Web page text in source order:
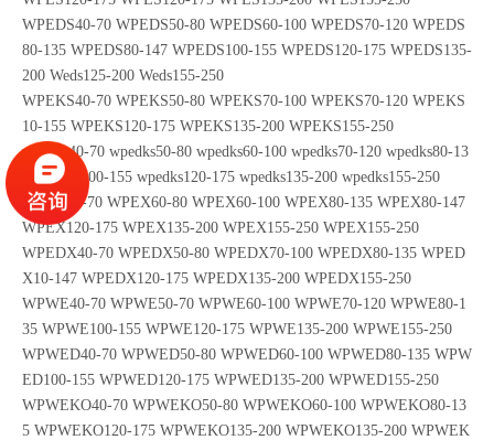
WPEDS40-70 WPEDS50-80 WPEDS60-100 WPEDS70-120 WPEDS
80-135 WPEDS80-147 WPEDS100-155 WPEDS120-175 WPEDS135-
200 Weds125-200 Weds155-250
WPEKS40-70 WPEKS50-80 WPEKS70-100 WPEKS70-120 WPEKS
10-155 WPEKS120-175 WPEKS135-200 WPEKS155-250
wpedks40-70 wpedks50-80 wpedks60-100 wpedks70-120 wpedks80-13
5 wpedks100-155 wpedks120-175 wpedks135-200 wpedks155-250
WPEX40-70 WPEX60-80 WPEX60-100 WPEX80-135 WPEX80-147
WPEX120-175 WPEX135-200 WPEX155-250 WPEX155-250
WPEDX40-70 WPEDX50-80 WPEDX70-100 WPEDX80-135 WPED
X10-147 WPEDX120-175 WPEDX135-200 WPEDX155-250
WPWE40-70 WPWE50-70 WPWE60-100 WPWE70-120 WPWE80-1
35 WPWE100-155 WPWE120-175 WPWE135-200 WPWE155-250
WPWED40-70 WPWED50-80 WPWED60-100 WPWED80-135 WPW
ED100-155 WPWED120-175 WPWED135-200 WPWED155-250
WPWEKO40-70 WPWEKO50-80 WPWEKO60-100 WPWEKO80-13
5 WPWEKO120-175 WPWEKO135-200 WPWEKO135-200 WPWEK